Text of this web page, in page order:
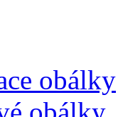
obálky